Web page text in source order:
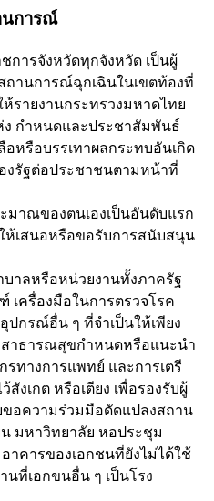
นการณ์
การจังหวัดทุกจังหวัด เป็นผู้
ถานการณ์ฉุกเฉินในเขตท้องที่
ายงานกระทรวงมหาดไทย
ง กำหนดและประชาสัมพันธ์
อหรือบรรเทาผลกระทบอันเกิด
งรัฐต่อประชาชนตามหน้าที่
มาณของตนเองเป็นอันดับแรก
ห้เสนอหรือขอรับการสนับสนุน
บาลหรือหน่วยงานทั้งภาครัฐ
เครื่องมือในการตรวจโรค
ปกรณ์อื่น ๆ ที่จำเป็นให้เพียง
าธารณสุขกำหนดหรือแนะนำ
ทางการแพทย์ และการเตรี
งเกต หรือเตียง เพื่อรองรับผู้
อความร่วมมือดัดแปลงสถาน
น มหาวิทยาลัย หอประชุม
าคารของเอกชนที่ยังไม่ได้ใช้
ที่เอกขนอื่น ๆ เป็นโรง